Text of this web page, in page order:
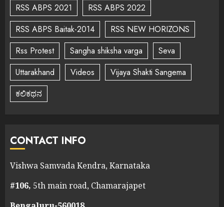
RSS ABPS 2021
RSS ABPS 2022
RSS ABPS Baitak-2014
RSS NEW HORIZONS
Rss Protest
Sangha shiksha varga
Seva
Uttarakhand
Videos
Vijaya Shakti Sangema
ಕಲಿಕಥನ
CONTACT INFO
Vishwa Samvada Kendra, Karnataka
#106, 5th main road, Chamarajapet